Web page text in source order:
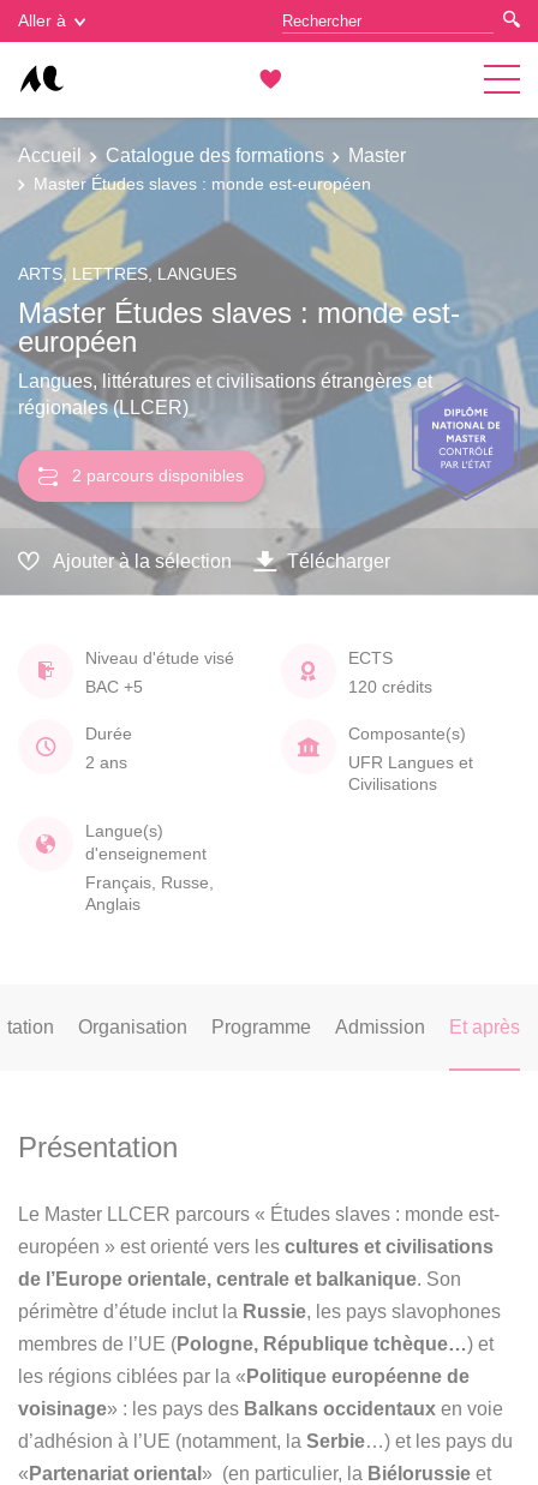
Aller à
Accueil Catalogue des formations Master
Master Études slaves : monde est-européen
ARTS, LETTRES, LANGUES
Master Études slaves : monde est-
européen
Langues, littératures et civilisations étrangères et
régionales (LLCER)
2 parcours disponibles
Ajouter à la sélection Télécharger
Niveau d'étude visé
BAC +5
ECTS
120 crédits
Durée
2 ans
Composante(s)
UFR Langues et
Civilisations
Langue(s)
d'enseignement
Français, Russe,
Anglais
Organisation Programme Admission Et après
Présentation
Le Master LLCER parcours « Études slaves : monde est-
européen » est orienté vers les cultures et civilisations
de l’Europe orientale, centrale et balkanique. Son
périmètre d’étude inclut la Russie, les pays slavophones
membres de l’UE (Pologne, République tchèque…) et
les régions ciblées par la « Politique européenne de
voisinage» : les pays des Balkans occidentaux en voie
d’adhésion à l’UE (notamment, la Serbie…) et les pays du
« Partenariat oriental » (en particulier, la Biélorussie et
Gestion des cookies